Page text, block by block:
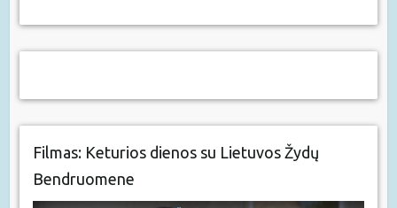
Filmas: Keturios dienos su Lietuvos Žydų
Bendruomene